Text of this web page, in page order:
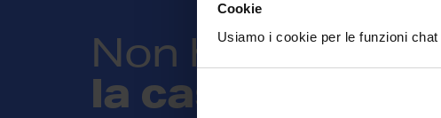
Cookie
Usiamo i cookie per le funzioni
Non hai trovato
la casa che